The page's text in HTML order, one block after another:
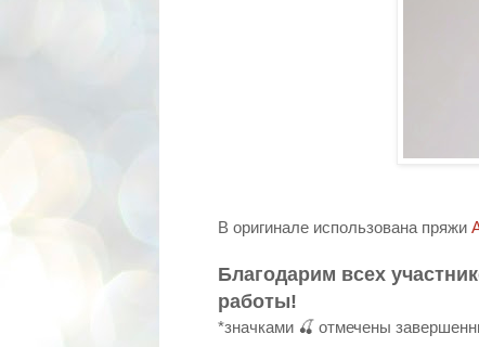
В оригинале использована пряжи
Благодарим всех
работы!
*значками 🍒 отмечены